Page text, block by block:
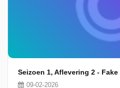
Seizoen 1, Aflevering 2 -
09-02-2026